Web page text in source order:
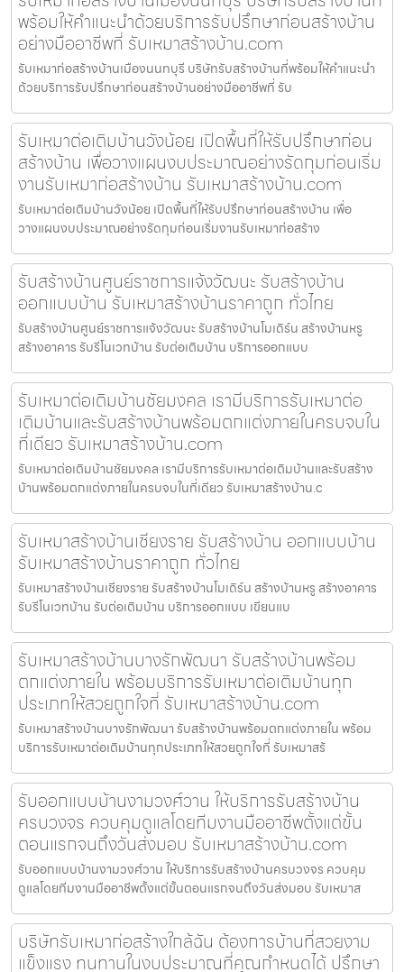
พร้อมให้คำแนะนำด้วยบริการรับปรึกษาก่อนสร้างบ้าน
อย่างมืออาชีพที่ รับเหมาสร้างบ้าน.com
รับเหมาก่อสร้างบ้านเมืองนนทบุรี บริษัทรับสร้างบ้านที่พร้อมให้คำแนะนำ
ด้วยบริการรับปรึกษาก่อนสร้างบ้านอย่างมืออาชีพที่ รับ
รับเหมาต่อเติมบ้านวังน้อย เปิดพื้นที่ให้รับปรึกษาก่อน
สร้างบ้าน เพื่อวางแผนงบประมาณอย่างรัดกุมก่อนเริ่ม
งานรับเหมาก่อสร้างบ้าน รับเหมาสร้างบ้าน.com
รับเหมาต่อเติมบ้านวังน้อย เปิดพื้นที่ให้รับปรึกษาก่อนสร้างบ้าน เพื่อ
วางแผนงบประมาณอย่างรัดกุมก่อนเริ่มงานรับเหมาก่อสร้าง
รับสร้างบ้านศูนย์ราชการแจ้งวัฒนะ รับสร้างบ้าน
ออกแบบบ้าน รับเหมาสร้างบ้านราคาถูก ทั่วไทย
รับสร้างบ้านศูนย์ราชการแจ้งวัฒนะ รับสร้างบ้านโมเดิร์น สร้างบ้านหรู
สร้างอาคาร รับรีโนเวทบ้าน รับต่อเติมบ้าน บริการออกแบบ
รับเหมาต่อเติมบ้านชัยมงคล เรามีบริการรับเหมาต่อ
เติมบ้านและรับสร้างบ้านพร้อมตกแต่งภายในครบจบใน
ที่เดียว รับเหมาสร้างบ้าน.com
รับเหมาต่อเติมบ้านชัยมงคล เรามีบริการรับเหมาต่อเติมบ้านและรับสร้าง
บ้านพร้อมตกแต่งภายในครบจบในที่เดียว รับเหมาสร้างบ้าน.c
รับเหมาสร้างบ้านเชียงราย รับสร้างบ้าน ออกแบบบ้าน
รับเหมาสร้างบ้านราคาถูก ทั่วไทย
รับเหมาสร้างบ้านเชียงราย รับสร้างบ้านโมเดิร์น สร้างบ้านหรู สร้างอาคาร
รับรีโนเวทบ้าน รับต่อเติมบ้าน บริการออกแบบ เขียนแบ
รับเหมาสร้างบ้านบางรักพัฒนา รับสร้างบ้านพร้อม
ตกแต่งภายใน พร้อมบริการรับเหมาต่อเติมบ้านทุก
ประเภทให้สวยถูกใจที่ รับเหมาสร้างบ้าน.com
รับเหมาสร้างบ้านบางรักพัฒนา รับสร้างบ้านพร้อมตกแต่งภายใน พร้อม
บริการรับเหมาต่อเติมบ้านทุกประเภทให้สวยถูกใจที่ รับเหมาสร้
รับออกแบบบ้านงามวงศ์วาน ให้บริการรับสร้างบ้าน
ครบวงจร ควบคุมดูแลโดยทีมงานมืออาชีพตั้งแต่ขั้น
ตอนแรกจนถึงวันส่งมอบ รับเหมาสร้างบ้าน.com
รับออกแบบบ้านงามวงศ์วาน ให้บริการรับสร้างบ้านครบวงจร ควบคุม
ดูแลโดยทีมงานมืออาชีพตั้งแต่ขั้นตอนแรกจนถึงวันส่งมอบ รับเหมาส
บริษัทรับเหมาก่อสร้างใกล้ฉัน ต้องการบ้านที่สวยงาม
แข็งแรง ทนทานในงบประมาณที่คุณกำหนดได้ ปรึกษา